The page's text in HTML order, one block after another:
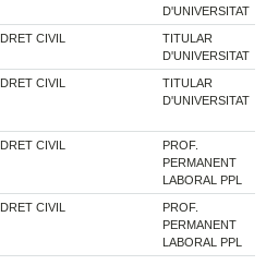
D'UNIVERSITAT
DRET CIVIL
TITULAR
D'UNIVERSITAT
DRET CIVIL
TITULAR
D'UNIVERSITAT
DRET CIVIL
PROF.
PERMANENT
LABORAL PPL
DRET CIVIL
PROF.
PERMANENT
LABORAL PPL